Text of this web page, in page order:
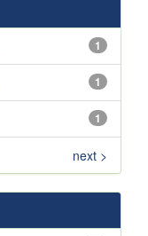
1
1
1
next >